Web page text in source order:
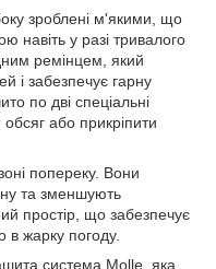
зроблені м'якими, що
навіть у разі тривалого
ремінцем, який
і забезпечує гарну
по дві спеціальні
або прикріпити
попереку. Вони
та зменшують
простір, що забезпечує
в жарку погоду.
система Molle, яка